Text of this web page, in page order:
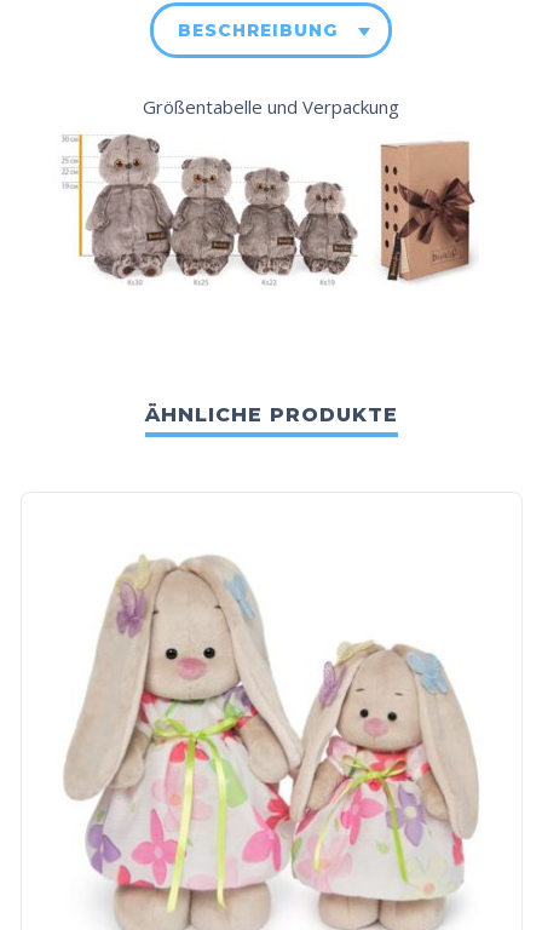
BESCHREIBUNG
Größentabelle und Verpackung
ÄHNLICHE PRODUKTE